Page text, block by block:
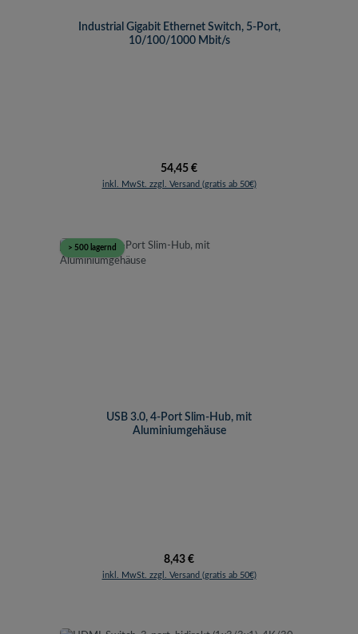
Industrial Gigabit Ethernet Switch, 5-Port,
10/100/1000 Mbit/s
Regulärer Preis:
54,45 €
inkl. MwSt. zzgl. Versand (gratis ab 50€)
> 500 lagernd
USB 3.0, 4-Port Slim-Hub, mit
Aluminiumgehäuse
Regulärer Preis:
8,43 €
inkl. MwSt. zzgl. Versand (gratis ab 50€)